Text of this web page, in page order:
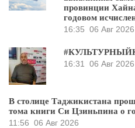
провинции
годовом
16:35 06 Авг 2026
16:31
06 Авг 2026
В столице Таджикистана
тома книги Си Цзиньпина о
11:56 06 Авг 2026